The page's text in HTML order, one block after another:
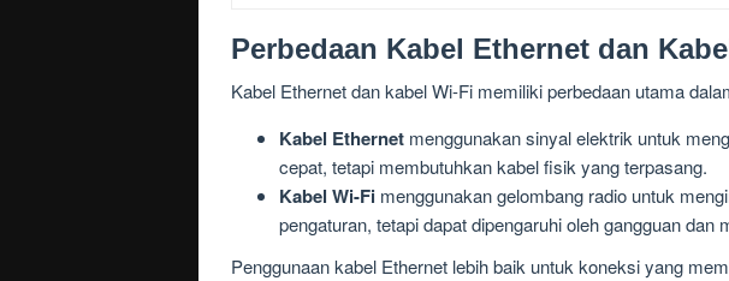
Perbedaan Kabel Ethernet dan
Kabel Ethernet dan kabel Wi-Fi memiliki perbedaan utama
Kabel Ethernet menggunakan sinyal elektrik untuk
cepat, tetapi membutuhkan kabel fisik yang terpasang.
Kabel Wi-Fi menggunakan gelombang radio untuk
pengaturan, tetapi dapat dipengaruhi oleh gangguan
Penggunaan kabel Ethernet lebih baik untuk koneksi yang